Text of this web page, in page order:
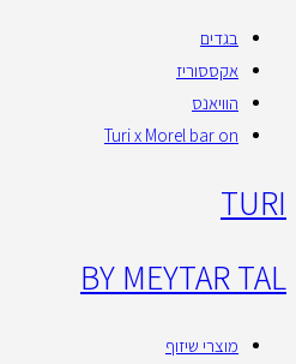
בגדים
אקססוריז
הוויאנס
Turi x Morel bar on
TURI
BY MEYTAR TAL
מוצרי שיזוף